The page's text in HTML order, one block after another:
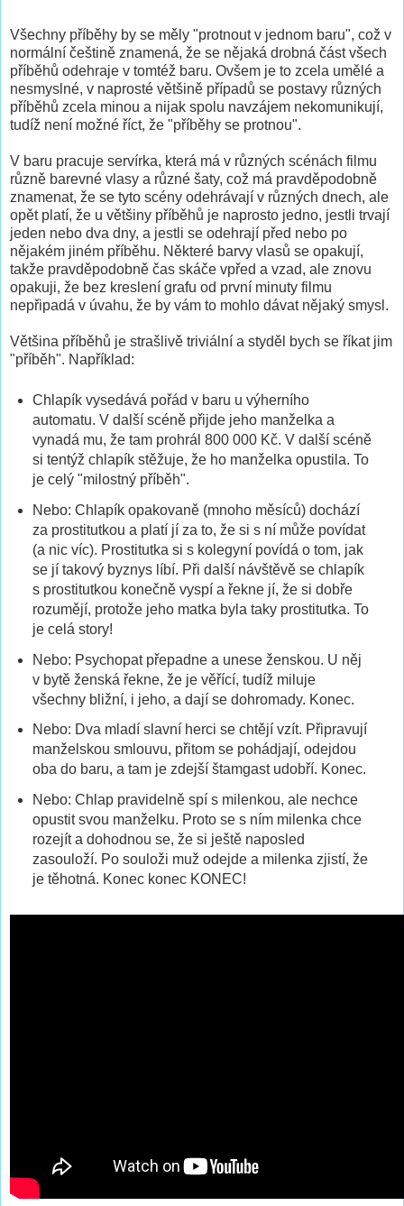
Všechny příběhy by se měly "protnout v jednom baru", což v
normální češtině znamená, že se nějaká drobná část všech
příběhů odehraje v tomtéž baru. Ovšem je to zcela umělé a
nesmyslné, v naprosté většině případů se postavy různých
příběhů zcela minou a nijak spolu navzájem nekomunikují,
tudíž není možné říct, že "příběhy se protnou".
V baru pracuje servírka, která má v různých scénách filmu
různě barevné vlasy a různé šaty, což má pravděpodobně
znamenat, že se tyto scény odehrávají v různých dnech, ale
opět platí, že u většiny příběhů je naprosto jedno, jestli trvají
jeden nebo dva dny, a jestli se odehrají před nebo po
nějakém jiném příběhu. Některé barvy vlasů se opakují,
takže pravděpodobně čas skáče vpřed a vzad, ale znovu
opakuji, že bez kreslení grafu od první minuty filmu
nepřipadá v úvahu, že by vám to mohlo dávat nějaký smysl.
Většina příběhů je strašlivě triviální a styděl bych se říkat jim
"příběh". Například:
Chlapík vysedává pořád v baru u výherního
automatu. V další scéně přijde jeho manželka a
vynadá mu, že tam prohrál 800 000 Kč. V další scéně
si tentýž chlapík stěžuje, že ho manželka opustila. To
je celý "milostný příběh".
Nebo: Chlapík opakovaně (mnoho měsíců) dochází
za prostitutkou a platí jí za to, že si s ní může povídat
(a nic víc). Prostitutka si s kolegyní povídá o tom, jak
se jí takový byznys líbí. Při další návštěvě se chlapík
s prostitutkou konečně vyspí a řekne jí, že si dobře
rozumějí, protože jeho matka byla taky prostitutka. To
je celá story!
Nebo: Psychopat přepadne a unese ženskou. U něj
v bytě ženská řekne, že je věřící, tudíž miluje
všechny bližní, i jeho, a dají se dohromady. Konec.
Nebo: Dva mladí slavní herci se chtějí vzít. Připravují
manželskou smlouvu, přitom se pohádjají, odejdou
oba do baru, a tam je zdejší štamgast udobří. Konec.
Nebo: Chlap pravidelně spí s milenkou, ale nechce
opustit svou manželku. Proto se s ním milenka chce
rozejít a dohodnou se, že si ještě naposled
zasouloží. Po souloži muž odejde a milenka zjistí, že
je těhotná. Konec konec KONEC!